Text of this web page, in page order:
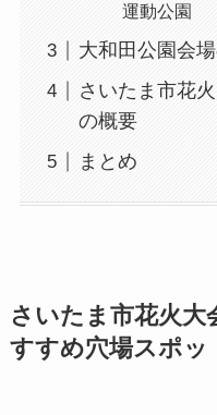
運動公園
大和田公園会
さいたま市花
の概要
まとめ
さいたま市花火大
すすめ穴場スポッ